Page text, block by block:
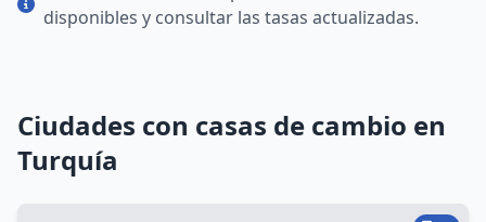
disponibles y consultar las tasas actualizadas.
Ciudades con casas de cambio en
Turquía